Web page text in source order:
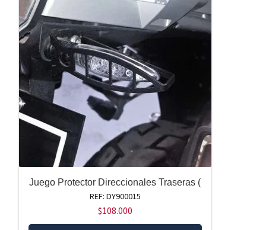
Juego Protector Direccionales Traseras (
REF: DY900015
$108.000